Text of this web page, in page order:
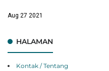
Aug 27 2021
HALAMAN
Kontak / Tentang